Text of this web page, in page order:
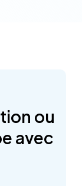
ou
avec